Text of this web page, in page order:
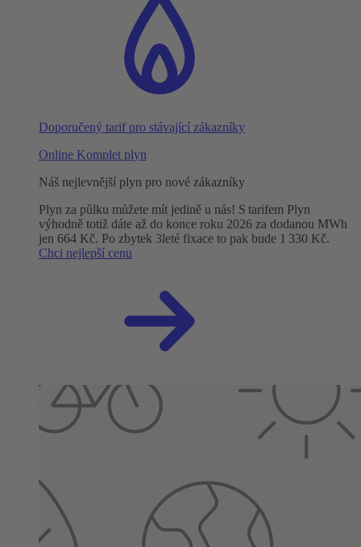
Doporučený tarif pro stávající zákazníky
Online Komplet plyn
Náš nejlevnější plyn pro nové zákazníky
Plyn za půlku můžete mít jedině u nás! S tarifem Plyn
výhodně totiž dáte až do konce roku 2026 za dodanou MWh
jen 664 Kč. Po zbytek 3leté fixace to pak bude 1 330 Kč.
Chci nejlepší cenu